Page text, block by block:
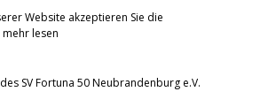
Website akzeptieren Sie die
mehr lesen
SV Fortuna 50 Neubrandenburg e.V.